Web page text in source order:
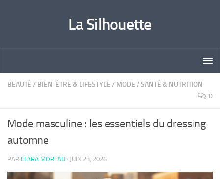
La Silhouette
BEAUTÉ / BIEN-ÊTRE & LIFESTYLE / MODE /SANTÉ & NUTRITION
0
Mode masculine : les essentiels du dressing
automne
PAR CLARA MOREAU · JUIN 23, 2026